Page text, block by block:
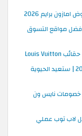
برايم 2026
مواقع التسوق
أفضل منتجات اي هيرب للشعر لسنة 2026 | ستعيد الحيوية
نايس ون
لاب توب عملي